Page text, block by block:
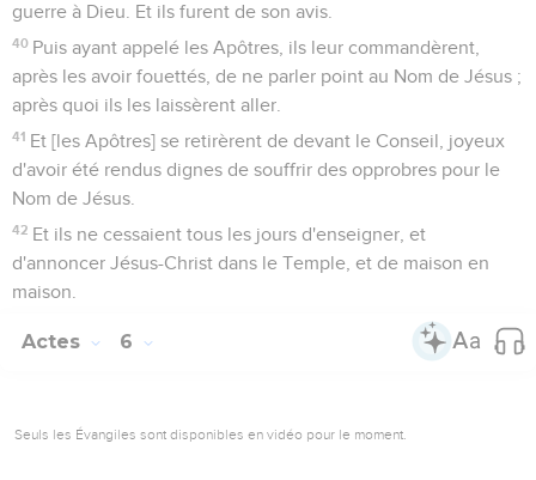
guerre à Dieu. Et ils furent de son avis.
40 Puis ayant appelé les Apôtres, ils leur commandèrent,
après les avoir fouettés, de ne parler point au Nom de Jésus ;
après quoi ils les laissèrent aller.
41 Et [les Apôtres] se retirèrent de devant le Conseil, joyeux
d'avoir été rendus dignes de souffrir des opprobres pour le
Nom de Jésus.
42 Et ils ne cessaient tous les jours d'enseigner, et
d'annoncer Jésus-Christ dans le Temple, et de maison en
maison.
Actes 6
Seuls les Évangiles sont disponibles en vidéo pour le moment.